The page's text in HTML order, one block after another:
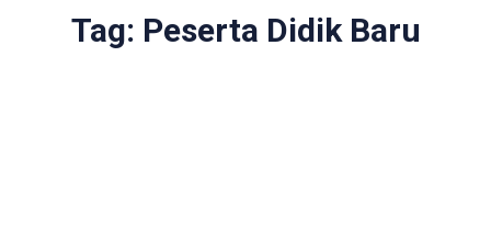
Tag: Peserta Didik Baru